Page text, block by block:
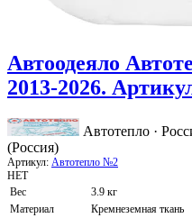
Автоодеяло
2013-2026.
Автотепло ·
(Россия)
Артикул: Автотепло №2
НЕТ
Вес
3.9 кг
Материал
Кремнеземная ткань